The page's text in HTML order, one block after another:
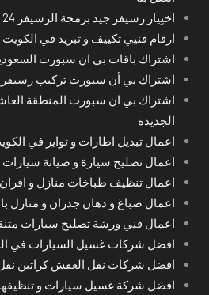
اختِيار رسيفر جيد برمجة الرسيفر 24 ساعة في الكويت
ارقام فنيي تكييف و تبريد في الكويت
اشتراك باقات بي ان سبورت
اشتراك بي أن سبورت تركيب رسيفر
الجديدة
اعمال تبديل اطارات و تواير في
اعمال تصليح سيارة و صيانة
اعمال تنظيف طباخات منازل و
اعمال صباغ و دهان جدران و منازل
اعمال فني ورشة تصليح سيارات
افضل شركات غسيل السيارات في
افضل شركات نقل العفش كراتين
افضل شركة غسيل سيارات و